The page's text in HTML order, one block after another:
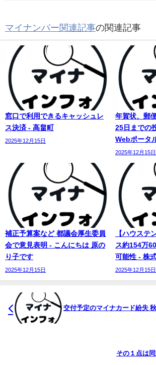
マイナンバー関連記事の関連記事
窓口で利用できるキャッシュレ
ス決済 - 高畠町
2025年12月15日
年賀状、郵
25日までの
Webポータ
2025年12月15日
補正予算案など 都議会厚生委員
会で意見表明 - こんにちは 原の
り子です
2025年12月15日
【ハウステ
ス約154万
可能性 - 株
2025年12月15日
交付予定のマイナカード紛失
その１点は